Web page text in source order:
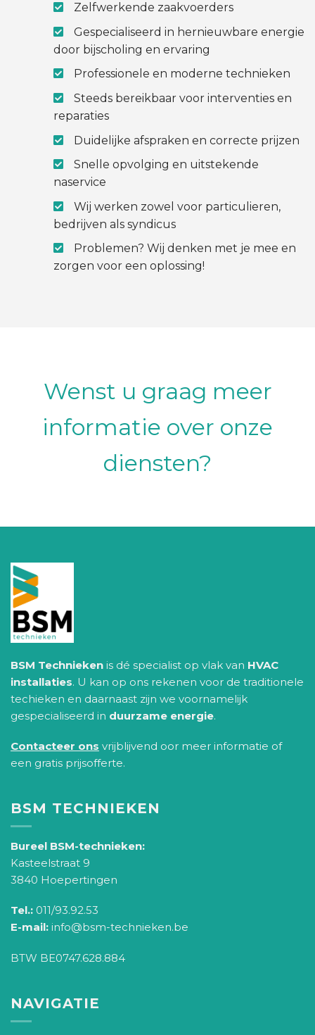
Zelfwerkende zaakvoerders
Gespecialiseerd in hernieuwbare energie
door bijscholing en ervaring
Professionele en moderne technieken
Steeds bereikbaar voor interventies en
reparaties
Duidelijke afspraken en correcte prijzen
Snelle opvolging en uitstekende
naservice
Wij werken zowel voor particulieren,
bedrijven als syndicus
Problemen? Wij denken met je mee en
zorgen voor een oplossing!
Wenst u graag meer
informatie over onze
diensten?
BSM Technieken is dé specialist op vlak van HVAC
installaties. U kan op ons rekenen voor de traditionele
techieken en daarnaast zijn we voornamelijk
gespecialiseerd in duurzame energie.
Contacteer ons vrijblijvend oor meer informatie of
een gratis prijsofferte.
BSM TECHNIEKEN
Bureel BSM-technieken:
Kasteelstraat 9
3840 Hoepertingen
Tel.: 011/93.92.53
E-mail: info@bsm-technieken.be
BTW BE0747.628.884
NAVIGATIE